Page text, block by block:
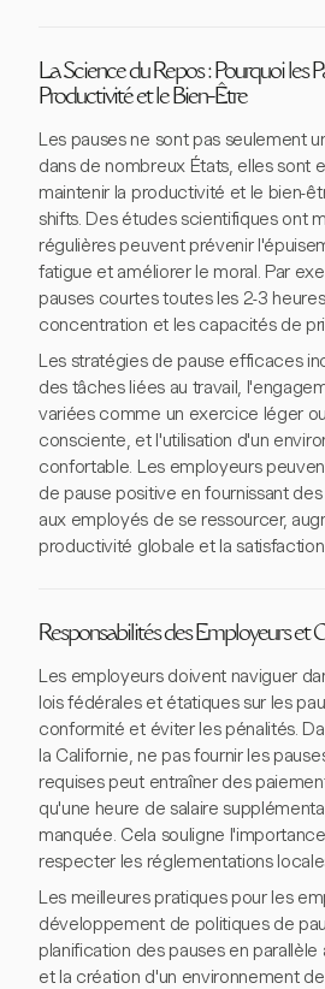
La Science du Repos : Pourquoi les
Productivité et le Bien-Être
Les pauses ne sont pas seulement
dans de nombreux États, elles sont
maintenir la productivité et le bien-
shifts. Des études scientifiques ont
régulières peuvent prévenir
fatigue et améliorer le moral. Par
pauses courtes toutes les 2-3
concentration et les capacités de
Les stratégies de pause efficaces
des tâches liées au travail,
variées comme un exercice léger
consciente, et l'utilisation d'un
confortable. Les employeurs
de pause positive en fournissant
aux employés de se ressourcer,
productivité globale et la satisfaction
Responsabilités des Employeurs et
Les employeurs doivent naviguer
lois fédérales et étatiques sur les
conformité et éviter les pénalités.
la Californie, ne pas fournir les
requises peut entraîner des
qu'une heure de salaire
manquée. Cela souligne
respecter les réglementations
Les meilleures pratiques pour les
développement de politiques de
planification des pauses en
et la création d'un environnement